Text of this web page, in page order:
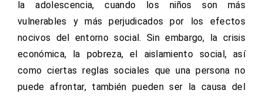
la adolescencia, cuando los niños son más
vulnerables y más perjudicados por los efectos
nocivos del entorno social. Sin embargo, la crisis
económica, la pobreza, el aislamiento social, así
como ciertas reglas sociales que una persona no
puede afrontar, también pueden ser la causa del